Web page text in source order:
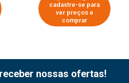
cadastre-se para
ver preços e
comprar
nossas ofertas!